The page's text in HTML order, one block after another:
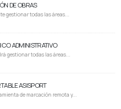
DE OBRAS
gestionar todas las áreas...
ADMINISTRATIVO
gestionar todas las áreas...
ASISPORT
de marcación remota y...